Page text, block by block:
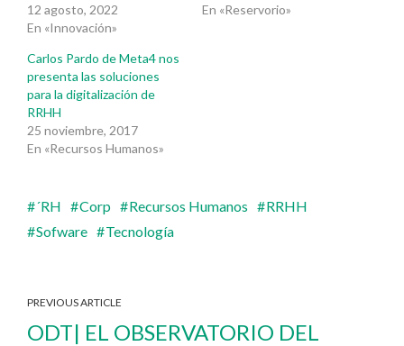
12 agosto, 2022
En «Innovación»
En «Reservorio»
Carlos Pardo de Meta4 nos
presenta las soluciones
para la digitalización de
RRHH
25 noviembre, 2017
En «Recursos Humanos»
´RH Corp Recursos Humanos
RRHH
Sofware
Tecnología
PREVIOUS ARTICLE
ODT| EL OBSERVATORIO DEL